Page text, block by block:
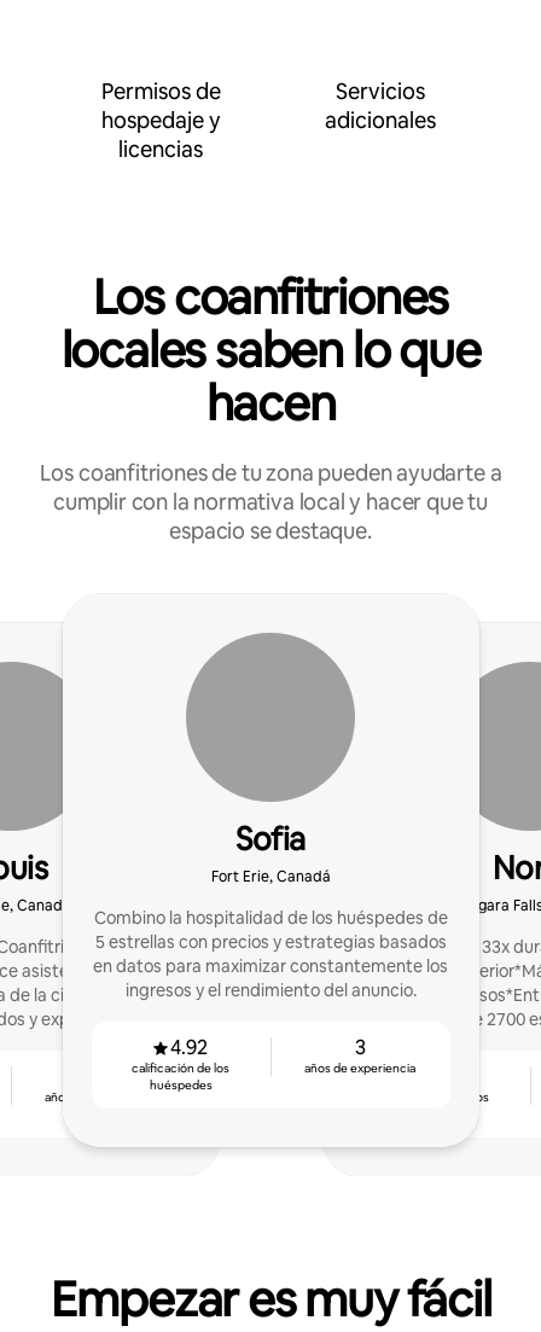
Permisos de
hospedaje y
licencias
Servicios
adicionales
Los coanfitriones
locales saben lo que
hacen
Los coanfitriones de tu zona pueden ayudarte a
cumplir con la normativa local y hacer que tu
espacio se destaque.
Canadá
con sede en
asistencia local a
de la ciudad. Tiempos
y experiencias de
años de experiencia
Sofia
Fort Erie, Canadá
Combino la hospitalidad de los huéspedes de
5 estrellas con precios y estrategias basados
en datos para maximizar constantemente los
ingresos y el rendimiento del anuncio.
4.92
calificación de los
huéspedes
3
años de experiencia
Niagara
*Superanfitrión 33x
entre el 1%
dólares en
en 2023*Más de 2700
ayudarte a saltarte la
ser de los
calificación de los
Empezar es muy fácil